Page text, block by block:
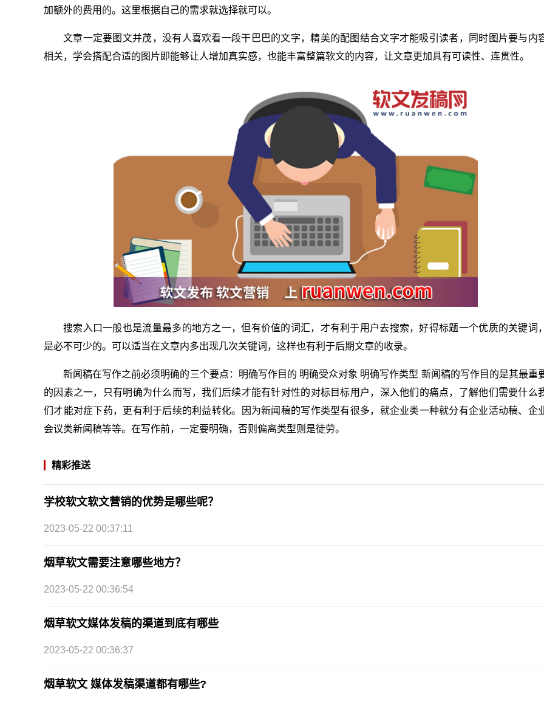
加额外的费用的。这里根据自己的需求就选择就可以。
文章一定要图文并茂，没有人喜欢看一段干巴巴的文字，精美的配图结合文字才能吸引读者，同时图片要与内
相关，学会搭配合适的图片即能够让人增加真实感，也能丰富整篇软文的内容，让文章更加具有可读性、连贯性。
搜索入口一般也是流量最多的地方之一，但有价值的词汇，才有利于用户去搜索，好得标题一个优质的关键词，
是必不可少的。可以适当在文章内多出现几次关键词，这样也有利于后期文章的收录。
新闻稿在写作之前必须明确的三个要点：明确写作目的 明确受众对象 明确写作类型 新闻稿的写作目的是其最重
的因素之一，只有明确为什么而写，我们后续才能有针对性的对标目标用户，深入他们的痛点，了解他们需要什么
们才能对症下药，更有利于后续的利益转化。因为新闻稿的写作类型有很多，就企业类一种就分有企业活动稿、企
会议类新闻稿等等。在写作前，一定要明确，否则偏离类型则是徒劳。
精彩推送
学校软文软文营销的优势是哪些呢？
2023-05-22 00:37:11
烟草软文需要注意哪些地方？
2023-05-22 00:36:54
烟草软文媒体发稿的渠道到底有哪些
2023-05-22 00:36:37
烟草软文 媒体发稿渠道都有哪些?